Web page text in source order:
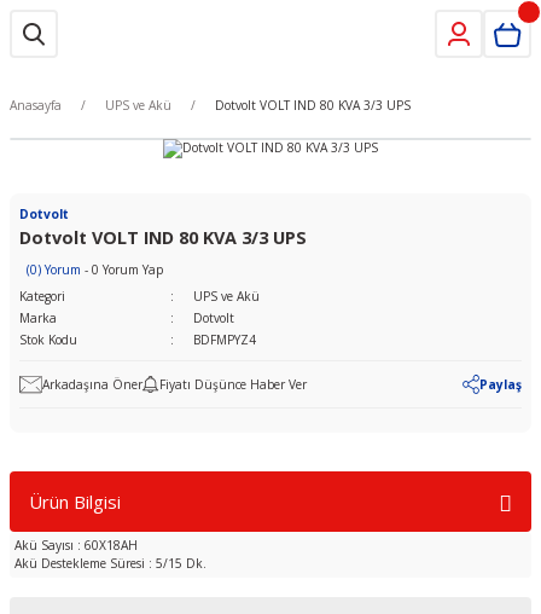
Anasayfa UPS ve Akü Dotvolt VOLT IND 80 KVA 3/3 UPS
Dotvolt
Dotvolt VOLT IND 80 KVA 3/3 UPS
(0) Yorum - 0 Yorum Yap
Kategori
UPS ve Akü
Marka
Dotvolt
Stok Kodu
BDFMPYZ4
Arkadaşına Öner Fiyatı Düşünce Haber Ver Paylaş
Ürün Bilgisi
Akü Sayısı : 60X18AH
Akü Destekleme Süresi : 5/15 Dk.